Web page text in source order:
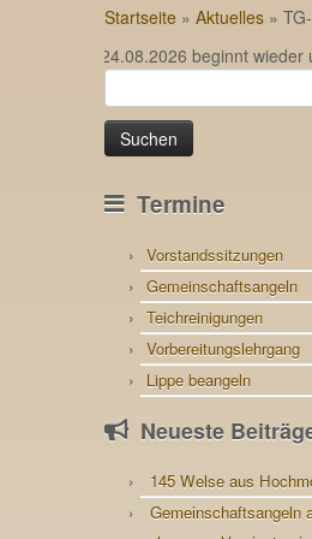
Startseite » Aktuelles »
… Am 24.08.2026 beginnt wieder
nach:
Termine
Vorstandssitzungen
Gemeinschaftsangeln
Teichreinigungen
Vorbereitungslehrgang
Lippe beangeln
Neueste
145 Welse aus
Gemeinschaftsangeln